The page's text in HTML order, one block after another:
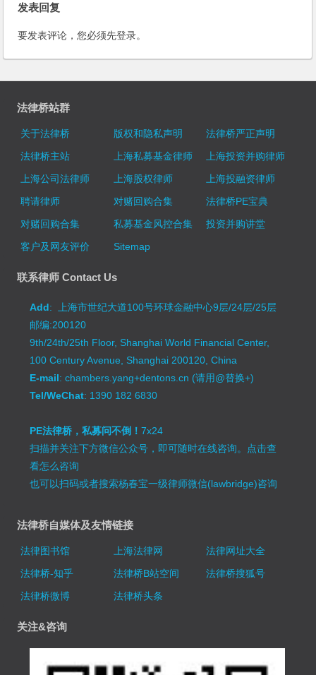
发表回复
要发表评论，您必须先登录。
法律桥站群
关于法律桥 版权和隐私声明
法律桥严正声明
法律桥主站
上海私募基金律师
上海投资并购律师
上海公司法律师
上海股权律师
上海投融资律师
聘请律师
对赌回购合集
法律桥PE宝典
对赌回购合集
私募基金风控合集
投资并购讲堂
客户及网友评价
Sitemap
联系律师 Contact Us
Add: 上海市世纪大道100号环球金融中心9层/24层/25层
邮编:200120
9th/24th/25th Floor, Shanghai World Financial Center,
100 Century Avenue, Shanghai 200120, China
E-mail: chambers.yang+dentons.cn (请用@替换+)
Tel/WeChat: 1390 182 6830
PE法律桥，私募问不倒！7x24
扫描并关注下方微信公众号，即可随时在线咨询。 点击查
看怎么咨询
也可以扫码或者搜索杨春宝一级律师微信(lawbridge)咨询
法律桥自媒体及友情链接
法律图书馆 上海法律网
法律网址大全
法律桥-知乎
法律桥B站空间
法律桥搜狐号
法律桥微博
法律桥头条
关注&咨询